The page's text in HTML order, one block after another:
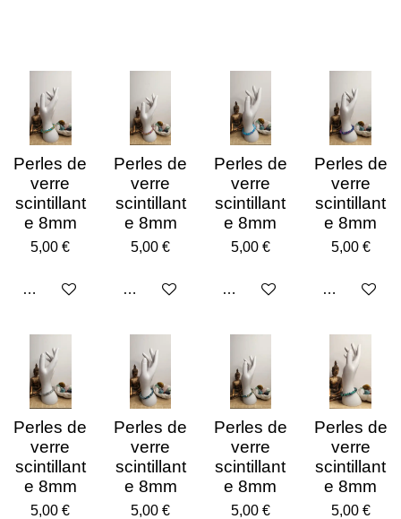
Perles de
verre
scintillant
e 8mm
5,00 €
Ajouter au panier
Perles de
verre
scintillant
e 8mm
5,00 €
Ajouter au panier
Perles de
verre
scintillant
e 8mm
5,00 €
Ajouter au panier
Perles de
verre
scintillant
e 8mm
5,00 €
Ajouter au
Perles de
verre
scintillant
e 8mm
5,00 €
Perles de
verre
scintillant
e 8mm
5,00 €
Perles de
verre
scintillant
e 8mm
5,00 €
Perles de
verre
scintillant
e 8mm
5,00 €